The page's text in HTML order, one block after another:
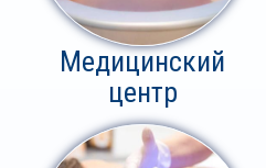
Медицинский
центр